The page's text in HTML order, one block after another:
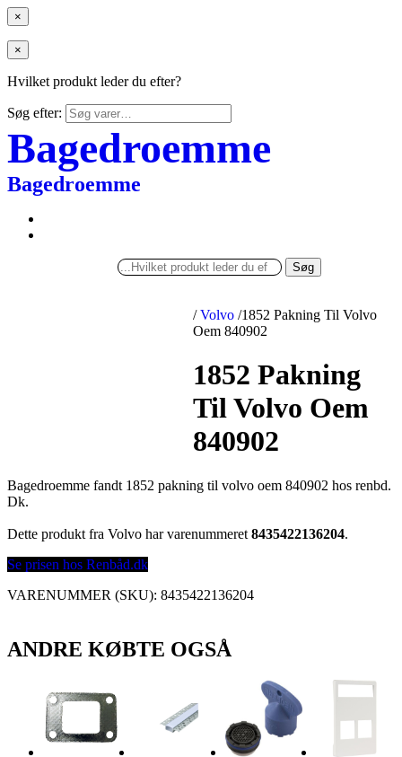
×
×
Hvilket produkt leder du efter?
Søg efter:
Bagedroemme
Bagedroemme
Søg
/ Volvo /1852 Pakning Til Volvo
Oem 840902
1852 Pakning
Til Volvo Oem
840902
Bagedroemme fandt 1852 pakning til volvo oem 840902 hos renbd.
Dk.
Dette produkt fra Volvo har varenummeret 8435422136204.
Se prisen hos Renbåd.dk
VARENUMMER (SKU): 8435422136204
ANDRE KØBTE OGSÅ